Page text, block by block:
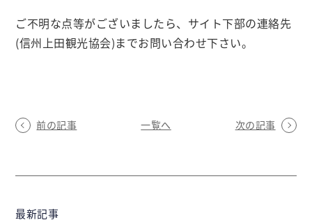
ご不明な点等がございましたら、サイト下部の連絡先
(信州上田観光協会)までお問い合わせ下さい。
前の記事 一覧へ 次の記事
最新記事